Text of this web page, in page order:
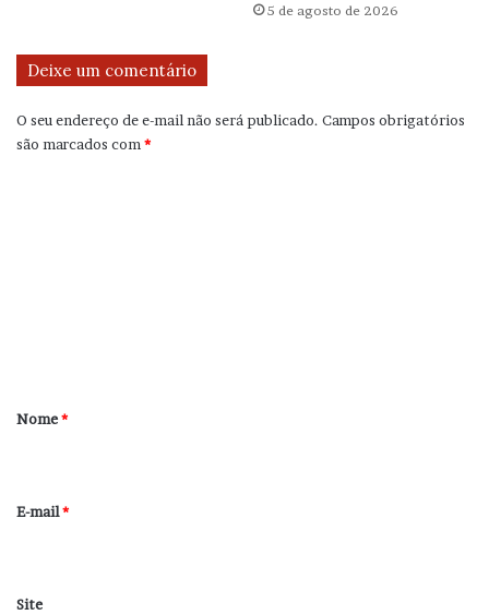
5 de agosto de 2026
Deixe um comentário
O seu endereço de e-mail não será publicado. Campos obrigatórios
são marcados com*
r
*
Nome*
E-mail*
Site